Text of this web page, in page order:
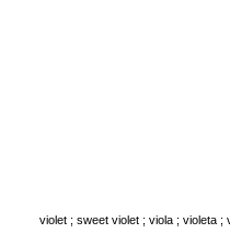
violet ; sweet violet ; viola ; violeta